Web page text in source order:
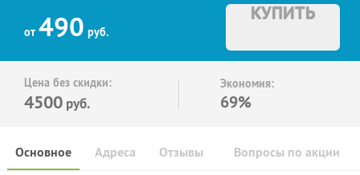
от 490 руб.
КУПИТЬ
Цена без скидки:
4500 руб.
Экономия:
69%
Основное Отзывы Вопросы по акции
Адреса